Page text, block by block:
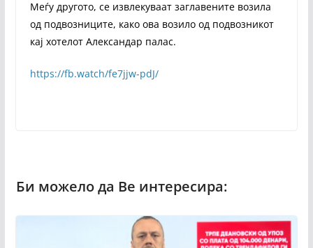
Меѓу другото, се извлекуваат заглавените возила
од подвозниците, како ова возило од подвозникот
кај хотелот Александар палас.
https://fb.watch/fe7jjw-pdJ/